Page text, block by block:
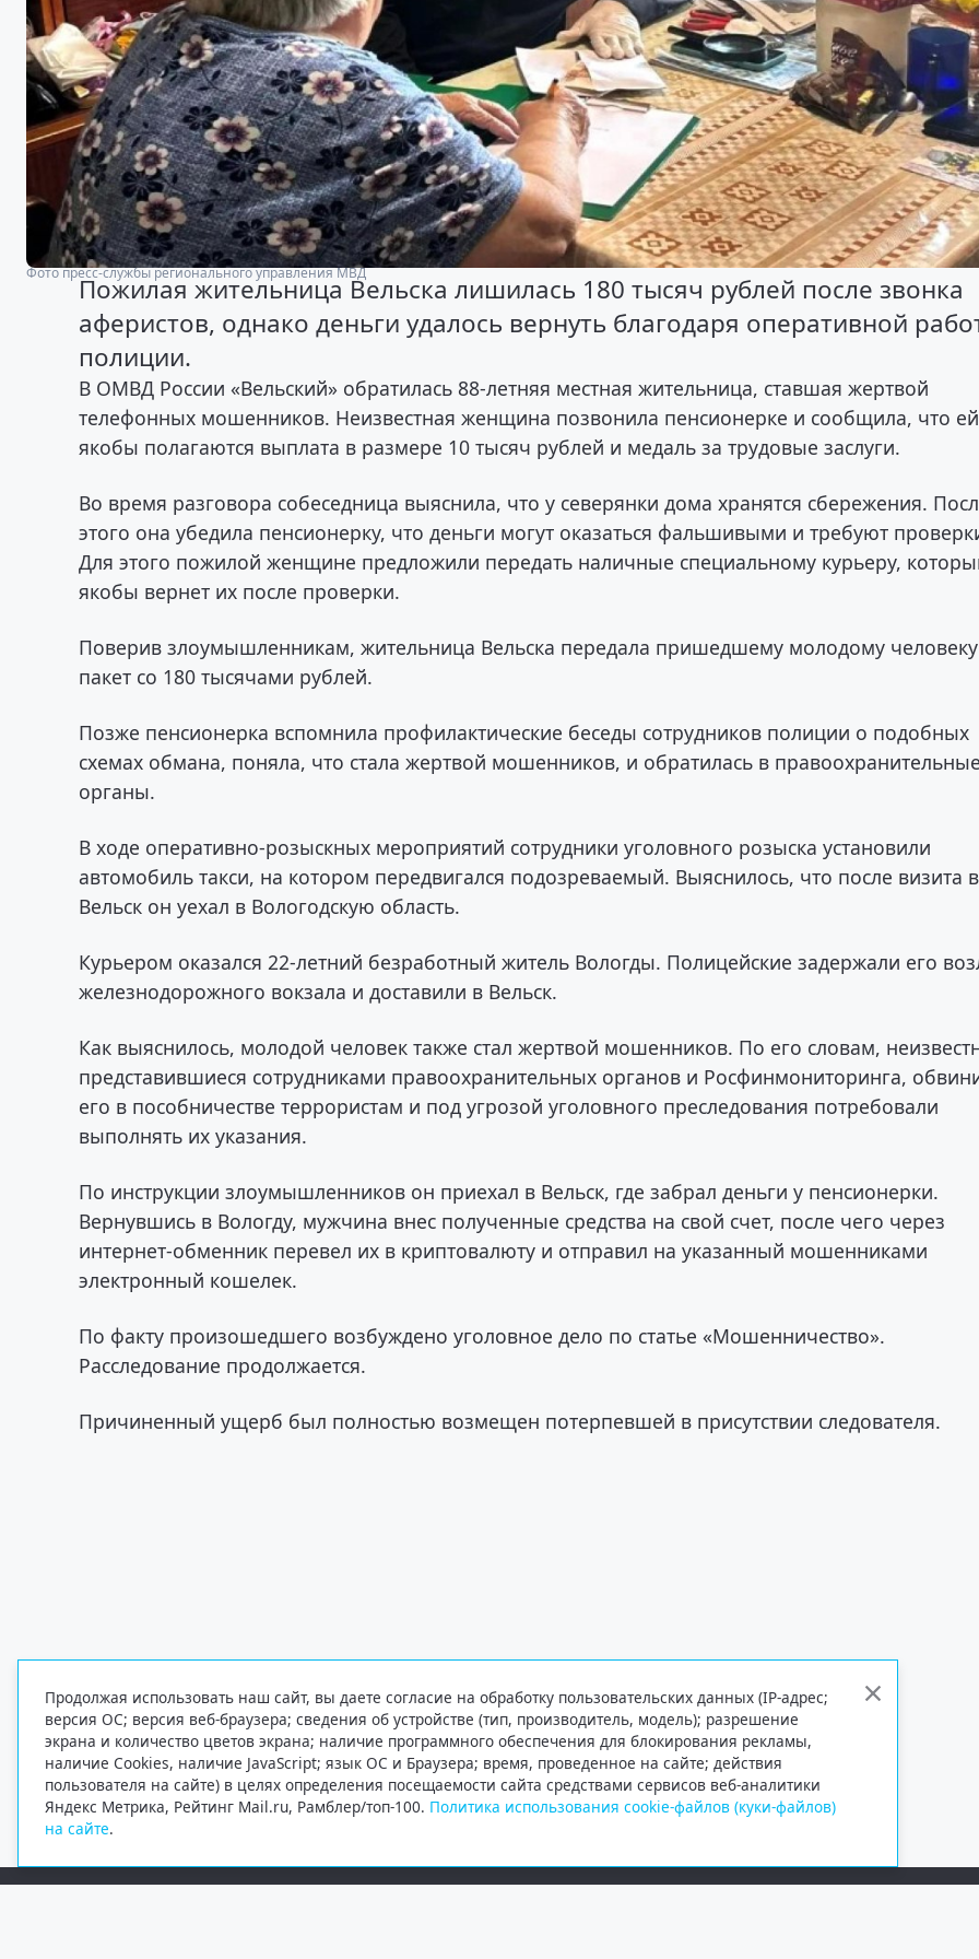
Фото пресс-службы регионального управления МВД
Пожилая жительница Вельска лишилась 180 тысяч рублей после звонка
аферистов, однако деньги удалось вернуть благодаря оперативной
полиции.
В ОМВД России «Вельский» обратилась 88-летняя местная жительница, ставшая жертвой
телефонных мошенников. Неизвестная женщина позвонила пенсионерке и сообщила, что ей
якобы полагаются выплата в размере 10 тысяч рублей и медаль за трудовые заслуги.
Во время разговора собеседница выяснила, что у северянки дома хранятся сбережения.
этого она убедила пенсионерку, что деньги могут оказаться фальшивыми и требуют
Для этого пожилой женщине предложили передать наличные специальному курьеру,
якобы вернет их после проверки.
Поверив злоумышленникам, жительница Вельска передала пришедшему молодому человеку
пакет со 180 тысячами рублей.
Позже пенсионерка вспомнила профилактические беседы сотрудников полиции о подобных
схемах обмана, поняла, что стала жертвой мошенников, и обратилась в
органы.
В ходе оперативно-розыскных мероприятий сотрудники уголовного розыска установили
автомобиль такси, на котором передвигался подозреваемый. Выяснилось, что после визита в
Вельск он уехал в Вологодскую область.
Курьером оказался 22-летний безработный житель Вологды. Полицейские задержали его
железнодорожного вокзала и доставили в Вельск.
Как выяснилось, молодой человек также стал жертвой мошенников. По его словам,
представившиеся сотрудниками правоохранительных органов и Росфинмониторинга,
его в пособничестве террористам и под угрозой уголовного преследования потребовали
выполнять их указания.
По инструкции злоумышленников он приехал в Вельск, где забрал деньги у пенсионерки.
Вернувшись в Вологду, мужчина внес полученные средства на свой счет, после чего через
интернет-обменник перевел их в криптовалюту и отправил на указанный мошенниками
электронный кошелек.
По факту произошедшего возбуждено уголовное дело по статье «Мошенничество».
Расследование продолжается.
Причиненный ущерб был полностью возмещен потерпевшей в присутствии следователя.
Продолжая использовать наш сайт, вы даете согласие на обработку пользовательских данных (IP-адрес;
версия ОС; версия веб-браузера; сведения об устройстве (тип, производитель, модель); разрешение
экрана и количество цветов экрана; наличие программного обеспечения для блокирования рекламы,
наличие Cookies, наличие JavaScript; язык ОС и Браузера; время, проведенное на сайте; действия
пользователя на сайте) в целях определения посещаемости сайта средствами сервисов веб-аналитики
Яндекс Метрика, Рейтинг Mail.ru, Рамблер/топ-100. Политика использования cookie-файлов (куки-файлов)
на сайте.